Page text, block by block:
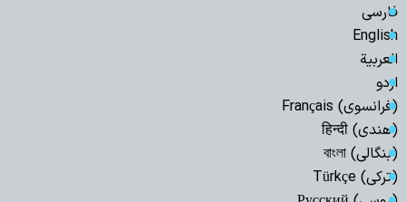
فارسی
English
العربیة
اردو
(فرانسوی) Français
(هندی) हिन्दी
(بنگالی) বাংলা
(ترکی) Türkçe